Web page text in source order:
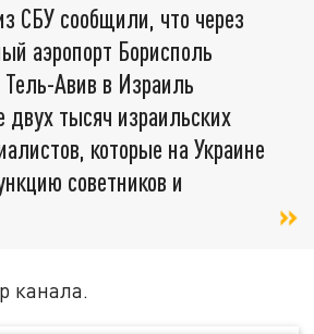
СБУ сообщили, что через
аэропорт Борисполь
Авив в Израиль
двух тысяч израильских
которые на Украине
советников и
канала.